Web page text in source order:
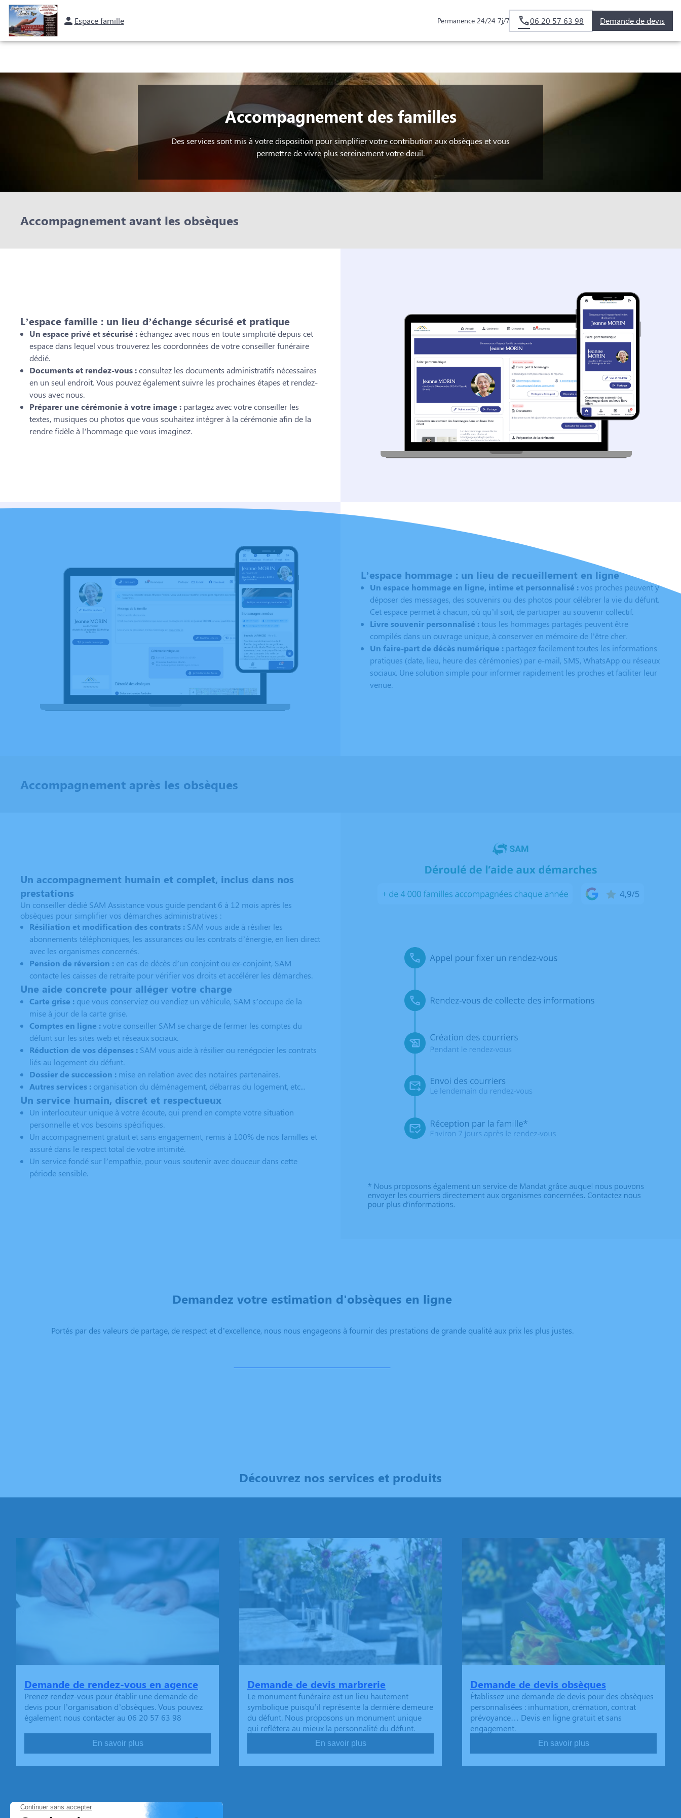
Espace famille Permanence 24/24 7j/7 06 20 57 63 98 Demande de devis
NOS SERVICES NOS AGENCES
Accompagnement des familles
Des services sont mis à votre disposition pour simplifier votre contribution aux obsèques et vous
permettre de vivre plus sereinement votre deuil.
Accompagnement avant les obsèques
L’espace famille : un lieu d’échange sécurisé et pratique
Un espace privé et sécurisé :échangez avec nous en toute simplicité depuis cet
espace dans lequel vous trouverez les coordonnées de votre conseiller funéraire
dédié.
Documents et rendez-vous :consultez les documents administratifs nécessaires
en un seul endroit. Vous pouvez également suivre les prochaines étapes et rendez-
vous avec nous.
Préparer une cérémonie à votre image : partagez avec votre conseiller les
textes, musiques ou photos que vous souhaitez intégrer à la cérémonie afin de la
rendre fidèle à l’hommage que vous imaginez.
L’espace hommage : un lieu de recueillement en ligne
Un espace hommage en ligne, intime et personnalisé :vos proches peuvent y
déposer des messages, des souvenirs ou des photos pour célébrer la vie du défunt.
Cet espace permet à chacun, où qu’il soit, de participer au souvenir collectif.
Livre souvenir personnalisé :tous les hommages partagés peuvent être
compilés dans un ouvrage unique, à conserver en mémoire de l’être cher.
Un faire-part de décès numérique : partagez facilement toutes les informations
pratiques (date, lieu, heure des cérémonies) par e-mail, SMS, WhatsApp ou réseaux
sociaux. Une solution simple pour informer rapidement les proches et faciliter leur
venue.
Accompagnement après les obsèques
Un accompagnement humain et complet, inclus dans nos
prestations
Un conseiller dédié SAM Assistance vous guide pendant 6 à 12 mois après les
obsèques pour simplifier vos démarches administratives :
Résiliation et modification des contrats : SAM vous aide à résilier les
abonnements téléphoniques, les assurances ou les contrats d’énergie, en lien direct
avec les organismes concernés.
Pension de réversion : en cas de décès d’un conjoint ou ex-conjoint, SAM
contacte les caisses de retraite pour vérifier vos droits et accélérer les démarches.
Une aide concrete pour alléger votre charge
Carte grise : que vous conserviez ou vendiez un véhicule, SAM s’occupe de la
mise à jour de la carte grise.
Comptes en ligne :votre conseiller SAM se charge de fermer les comptes du
défunt sur les sites web et réseaux sociaux.
Réduction de vos dépenses : SAM vous aide à résilier ou renégocier les contrats
liés au logement du défunt.
Dossier de succession : mise en relation avec des notaires partenaires.
Autres services : organisation du déménagement, débarras du logement, etc...
Un service humain, discret et respectueux
Un interlocuteur unique à votre écoute, qui prend en compte votre situation
personnelle et vos besoins spécifiques.
Un accompagnement gratuit et sans engagement, remis à 100% de nos familles et
assuré dans le respect total de votre intimité.
Un service fondé sur l’empathie, pour vous soutenir avec douceur dans cette
période sensible.
Demandez votre estimation d'obsèques en ligne
Portés par des valeurs de partage, de respect et d’excellence, nous nous engageons à fournir des prestations de grande qualité aux prix les plus justes.
Découvrez nos services et produits
Demande de rendez-vous en agence
Prenez rendez-vous pour établir une demande de
devis pour l’organisation d’obsèques. Vous pouvez
également nous contacter au 06 20 57 63 98
En savoir plus
Demande de devis marbrerie
Le monument funéraire est un lieu hautement
symbolique puisqu’il représente la dernière demeure
du défunt. Nous proposons un monument unique
qui reflétera au mieux la personnalité du défunt.
En savoir plus
Demande de devis obsèques
Établissez une demande de devis pour des obsèques
personnalisées : inhumation, crémation, contrat
prévoyance… Devis en ligne gratuit et sans
engagement.
En savoir plus